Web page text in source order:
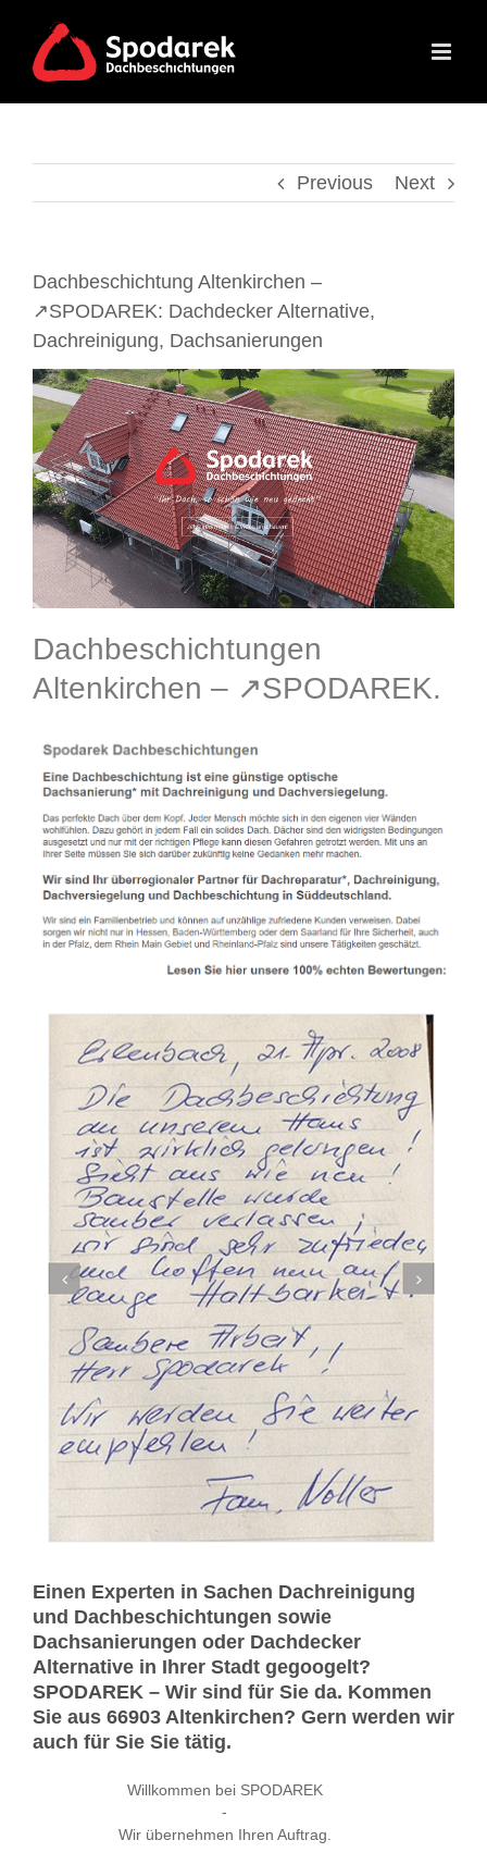
content
Previous Next
Dachbeschichtung Altenkirchen –
↗️SPODAREK: Dachdecker Alternative,
Dachreinigung, Dachsanierungen
Dachbeschichtungen
Altenkirchen – ↗️SPODAREK.
Einen Experten in Sachen Dachreinigung
und Dachbeschichtungen sowie
Dachsanierungen oder Dachdecker
Alternative in Ihrer Stadt gegoogelt?
SPODAREK – Wir sind für Sie da. Kommen
Sie aus 66903 Altenkirchen? Gern werden wir
auch für Sie Sie tätig.
Willkommen bei SPODAREK
-
Wir übernehmen Ihren Auftrag.